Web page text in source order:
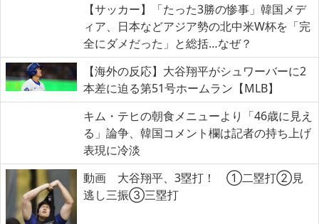
【サッカー】「たった3勝の惨事」韓国メデ
ィア、日本などアジア勢の北中米W杯を「完
全にダメだった」と総括…なぜ？
【海外の反応】大谷翔平がシュワーバーに2
本差に迫る第51号ホームラン【MLB】
キム・テヒの朝食メニューより「46歳に見え
る」論争、韓国コメント欄は記者の持ち上げ
表現に冷淡
動画 大谷翔平、3塁打！ ①二塁打②見
逃し三振③三塁打